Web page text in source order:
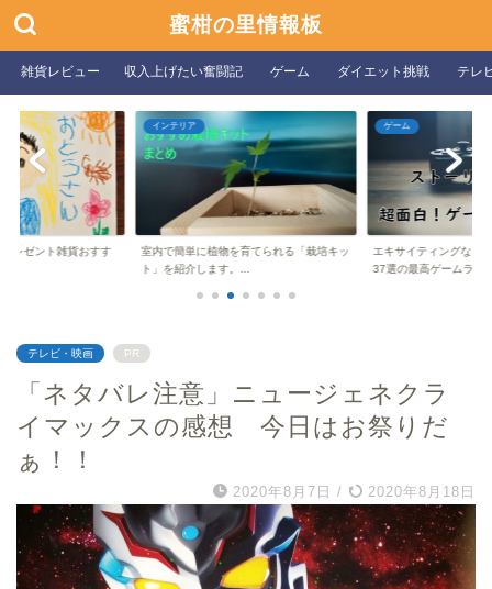
蜜柑の里情報板
雑貨レビュー 収入上げたい奮闘記 ゲーム ダイエット挑戦 テレ
レゼント雑貨おすす
インテリア
室内で簡単に植物を育てられる「栽培キッ
ト」を紹介します。...
ゲーム
エキサイティングなス
37選の最高ゲームラ...
テレビ・映画 PR
「ネタバレ注意」ニュージェネクラ
イマックスの感想 今日はお祭りだ
ぁ！！
2020年8月7日 / 2020年8月18日